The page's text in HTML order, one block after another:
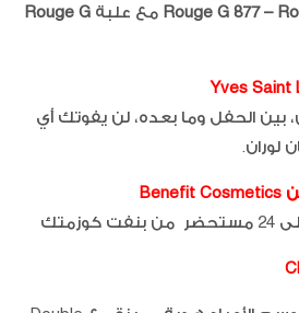
Rouge G 877 – مع علبةRouge G
بين الحفل وما بعده، لن يفوتك أي
لوران.